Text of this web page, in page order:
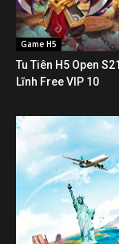
Game H5
Tu Tiên H5 Open
Lĩnh Free VIP 10